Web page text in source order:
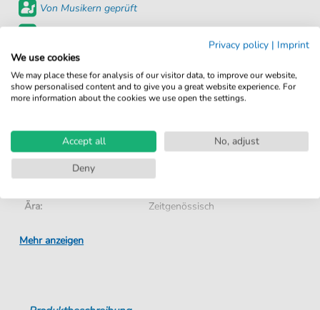
Von Musikern geprüft
Sofortiger Download nach Kauf
Details
Produktnummer:
TEP10546-E pdf
Arrangement:
Ensemble
Genre:
Klassik
Ära:
Zeitgenössisch
Ensemble:
Mehr anzeigen
Privacy policy | Imprint
We use cookies
We may place these for analysis of our visitor data, to improve our website,
show personalised content and to give you a great website experience. For
more information about the cookies we use open the settings.
Accept all
No, adjust
Deny